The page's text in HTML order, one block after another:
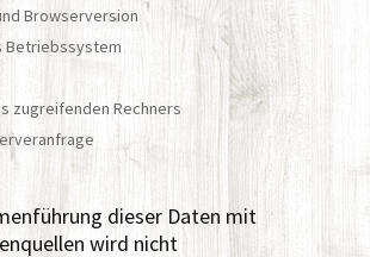
Browserversion
Betriebssystem
zugreifenden Rechners
dieser Daten mit
wird nicht